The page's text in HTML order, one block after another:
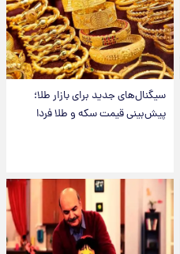
سیگنال‌های جدید برای بازار طلا؛
پیش‌بینی قیمت سکه و طلا فردا